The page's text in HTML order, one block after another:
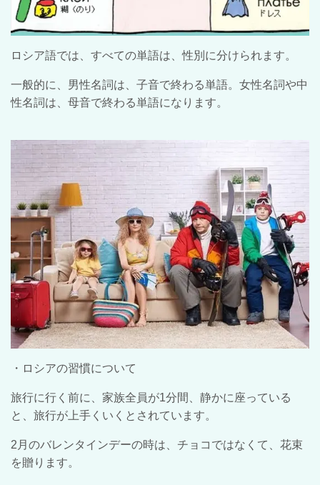
ロシア語では、すべての単語は、性別に分けられます。
一般的に、男性名詞は、子音で終わる単語。女性名詞や中
性名詞は、母音で終わる単語になります。
・ロシアの習慣について
旅行に行く前に、家族全員が1分間、静かに座っている
と、旅行が上手くいくとされています。
2月のバレンタインデーの時は、チョコではなくて、花束
を贈ります。